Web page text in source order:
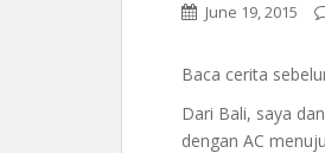
June 19, 2015
Baca cerita
Dari Bali, saya
dengan AC